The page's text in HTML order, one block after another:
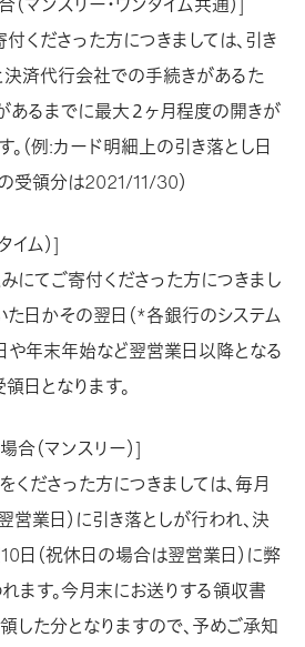
くださった方につきましては、引き
決済代行会社での手続きがあるた
あるまでに最大２ヶ月程度の開きが
（例:カード明細上の引き落とし日
領分は2021/11/30）
イム）]
にてご寄付くださった方につきまし
た日かその翌日（*各銀行のシステム
や年末年始など翌営業日以降となる
日となります。
合（マンスリー）]
ださった方につきましては、毎月
営業日）に引き落としが行われ、決
日（祝休日の場合は翌営業日）に弊
ます。今月末にお送りする領収書
した分となりますので、予めご承知